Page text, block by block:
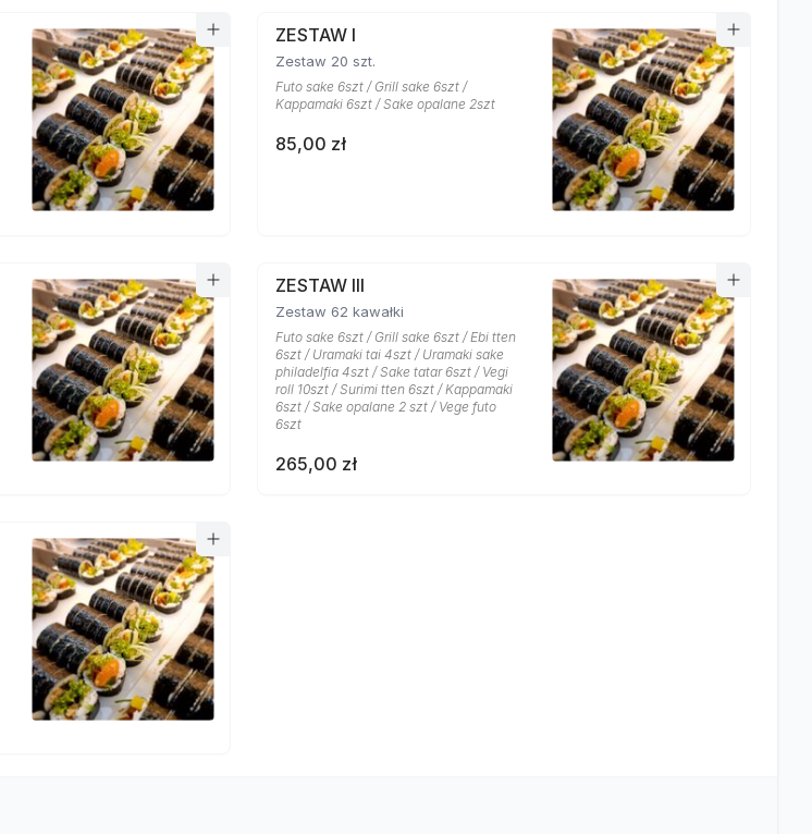
ZESTAW I
Zestaw 20 szt.
Futo sake 6szt / Grill sake 6szt /
Kappamaki 6szt / Sake opalane 2szt
85,00 zł
ZESTAW III
Zestaw 62 kawałki
Futo sake 6szt / Grill sake 6szt / Ebi tten
6szt / Uramaki tai 4szt / Uramaki sake
philadelfia 4szt / Sake tatar 6szt / Vegi
roll 10szt / Surimi tten 6szt / Kappamaki
6szt / Sake opalane 2 szt / Vege futo
6szt
265,00 zł